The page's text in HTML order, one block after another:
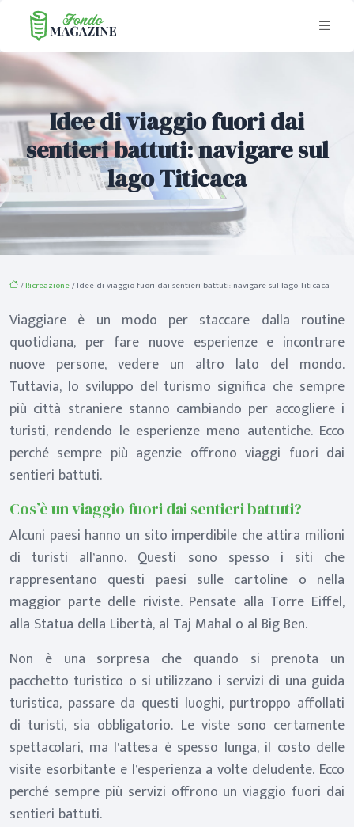
Idee di viaggio fuori dai
sentieri battuti: navigare sul
lago Titicaca
/Ricreazione/ Idee di viaggio fuori dai sentieri battuti: navigare sul lago Titicaca
Viaggiare è un modo per staccare dalla routine
quotidiana, per fare nuove esperienze e incontrare
nuove persone, vedere un altro lato del mondo.
Tuttavia, lo sviluppo del turismo significa che sempre
più città straniere stanno cambiando per accogliere i
turisti, rendendo le esperienze meno autentiche. Ecco
perché sempre più agenzie offrono viaggi fuori dai
sentieri battuti.
Cos’è un viaggio fuori dai sentieri battuti?
Alcuni paesi hanno un sito imperdibile che attira milioni
di turisti all’anno. Questi sono spesso i siti che
rappresentano questi paesi sulle cartoline o nella
maggior parte delle riviste. Pensate alla Torre Eiffel,
alla Statua della Libertà, al Taj Mahal o al Big Ben.
Non è una sorpresa che quando si prenota un
pacchetto turistico o si utilizzano i servizi di una guida
turistica, passare da questi luoghi, purtroppo affollati
di turisti, sia obbligatorio. Le viste sono certamente
spettacolari, ma l’attesa è spesso lunga, il costo delle
visite esorbitante e l’esperienza a volte deludente. Ecco
perché sempre più servizi offrono un viaggio fuori dai
sentieri battuti.